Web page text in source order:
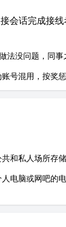
会话完成接
法没问题，同
账号混用，按奖
和私人场所存
电脑或网吧的